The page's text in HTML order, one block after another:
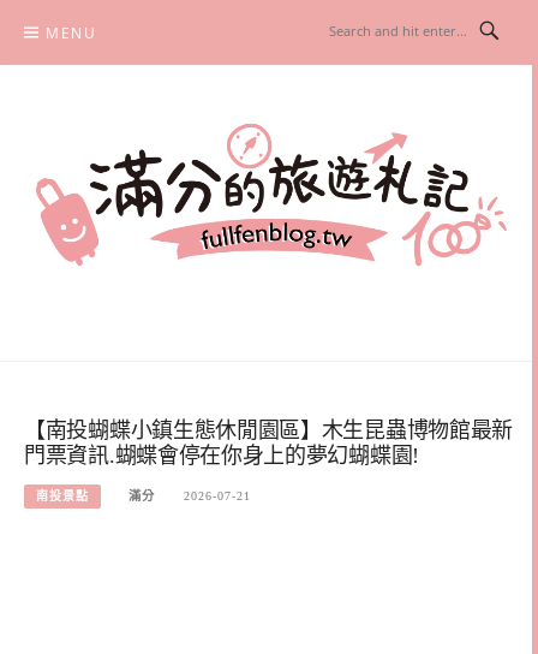
content
MENU
【南投蝴蝶小鎮生態休閒園區】木生昆蟲博物館最新
門票資訊.蝴蝶會停在你身上的夢幻蝴蝶園!
南投景點 滿分 2026-07-21